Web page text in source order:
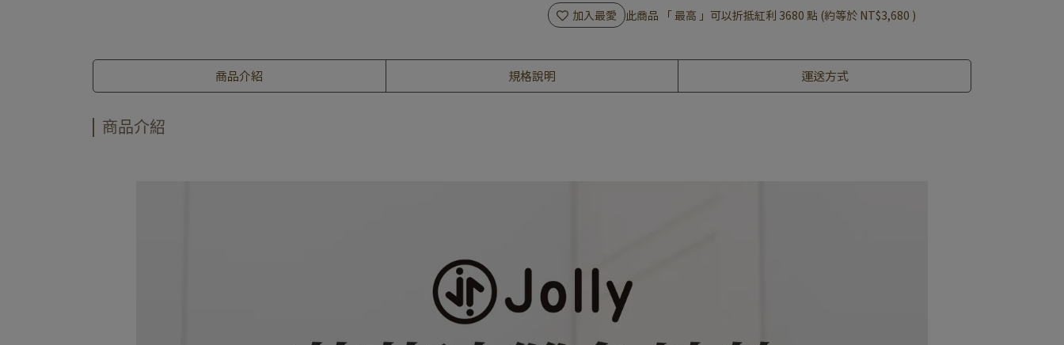
加入最愛 此商品 「 最高 」可以折抵紅利 3680 點 (約等於 NT$3,680 )
商品介紹 規格說明 運送方式
商品介紹